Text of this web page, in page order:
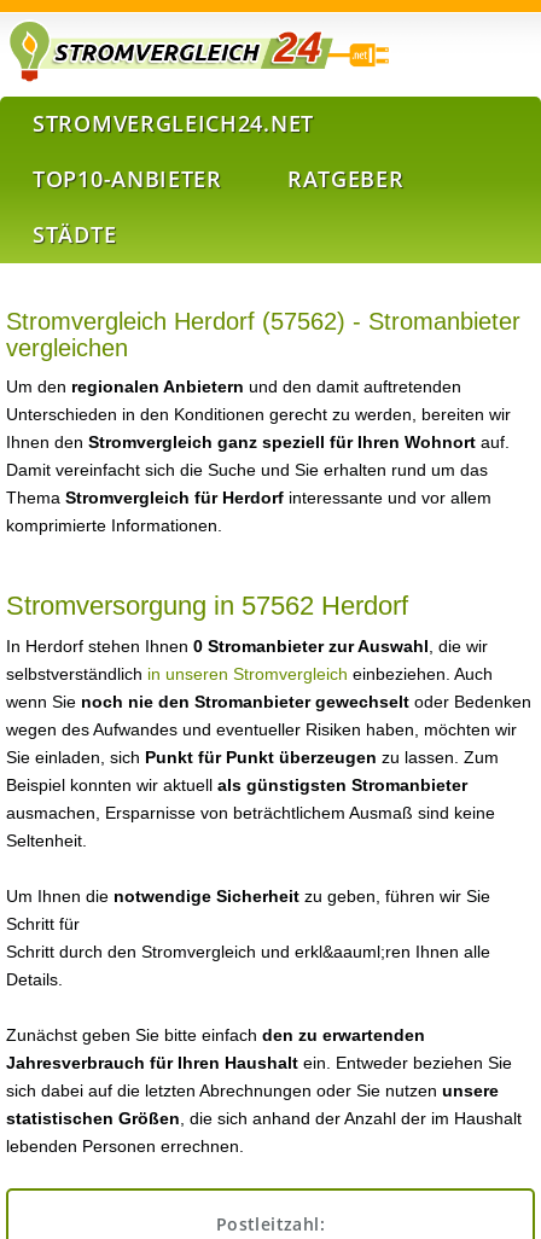
STROMVERGLEICH24.NET
TOP10-ANBIETER
RATGEBER
STÄDTE
Stromvergleich Herdorf (57562) - Stromanbieter
vergleichen
Um den regionalen Anbietern und den damit auftretenden
Unterschieden in den Konditionen gerecht zu werden, bereiten wir
Ihnen den Stromvergleich ganz speziell für Ihren Wohnort auf.
Damit vereinfacht sich die Suche und Sie erhalten rund um das
Thema Stromvergleich für Herdorf interessante und vor allem
komprimierte Informationen.
Stromversorgung in 57562 Herdorf
In Herdorf stehen Ihnen 0 Stromanbieter zur Auswahl , die wir
selbstverständlich in unseren Stromvergleich einbeziehen. Auch
wenn Sie noch nie den Stromanbieter gewechselt oder Bedenken
wegen des Aufwandes und eventueller Risiken haben, möchten wir
Sie einladen, sich Punkt für Punkt überzeugen zu lassen. Zum
Beispiel konnten wir aktuell als günstigsten Stromanbieter
ausmachen, Ersparnisse von beträchtlichem Ausmaß sind keine
Seltenheit.
Um Ihnen die notwendige Sicherheit zu geben, führen wir Sie
Schritt für
Schritt durch den Stromvergleich und erkl&aauml;ren Ihnen alle
Details.
Zunächst geben Sie bitte einfach den zu erwartenden
Jahresverbrauch für Ihren Haushalt ein. Entweder beziehen Sie
sich dabei auf die letzten Abrechnungen oder Sie nutzen unsere
statistischen Größen , die sich anhand der Anzahl der im Haushalt
lebenden Personen errechnen.
Postleitzahl: